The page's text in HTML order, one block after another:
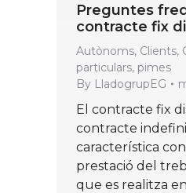
Preguntes
contracte fix
Autònoms, Clients,
particulars, pimes
By LladogrupEG
El contracte fix
contracte
característica
prestació del
que es realitza